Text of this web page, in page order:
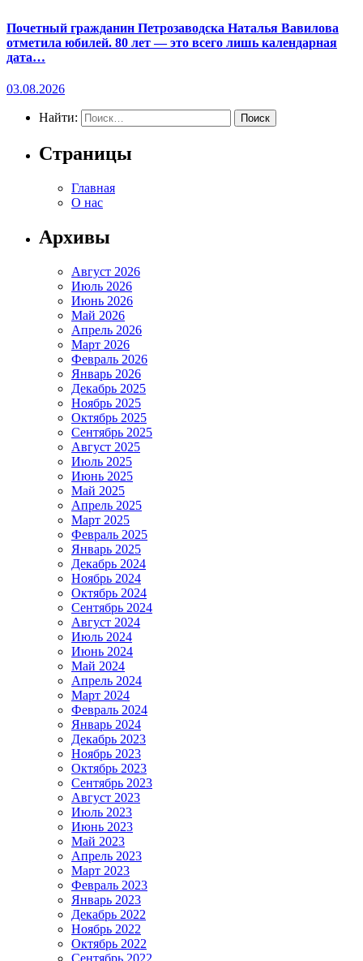
Почетный гражданин Петрозаводска Наталья Вавилова
отметила юбилей. 80 лет — это всего лишь календарная
дата…
03.08.2026
Найти:
Страницы
Главная
О нас
Архивы
Август 2026
Июль 2026
Июнь 2026
Май 2026
Апрель 2026
Март 2026
Февраль 2026
Январь 2026
Декабрь 2025
Ноябрь 2025
Октябрь 2025
Сентябрь 2025
Август 2025
Июль 2025
Июнь 2025
Май 2025
Апрель 2025
Март 2025
Февраль 2025
Январь 2025
Декабрь 2024
Ноябрь 2024
Октябрь 2024
Сентябрь 2024
Август 2024
Июль 2024
Июнь 2024
Май 2024
Апрель 2024
Март 2024
Февраль 2024
Январь 2024
Декабрь 2023
Ноябрь 2023
Октябрь 2023
Сентябрь 2023
Август 2023
Июль 2023
Июнь 2023
Май 2023
Апрель 2023
Март 2023
Февраль 2023
Январь 2023
Декабрь 2022
Ноябрь 2022
Октябрь 2022
Сентябрь 2022